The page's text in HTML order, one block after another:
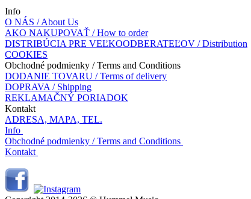
Info
O NÁS / About Us
AKO NAKUPOVAŤ / How to order
DISTRIBÚCIA PRE VEĽKOODBERATEĽOV / Distribution
COOKIES
Obchodné podmienky / Terms and Conditions
DODANIE TOVARU / Terms of delivery
DOPRAVA / Shipping
REKLAMAČNÝ PORIADOK
Kontakt
ADRESA, MAPA, TEL.
Info
Obchodné podmienky / Terms and Conditions
Kontakt